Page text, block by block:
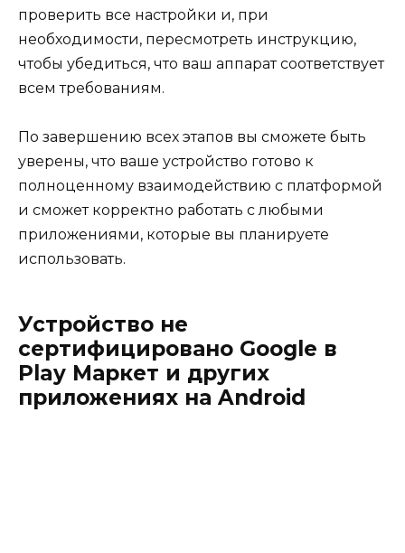
проверить все настройки и, при
необходимости, пересмотреть инструкцию,
чтобы убедиться, что ваш аппарат соответствует
всем требованиям.
По завершению всех этапов вы сможете быть
уверены, что ваше устройство готово к
полноценному взаимодействию с платформой
и сможет корректно работать с любыми
приложениями, которые вы планируете
использовать.
Устройство не
сертифицировано Google в
Play Маркет и других
приложениях на Android